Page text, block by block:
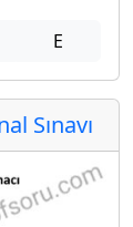
E
Sınavı